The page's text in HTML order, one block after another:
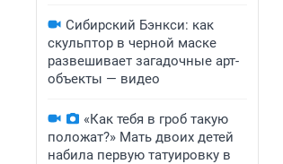
Сибирский Бэнкси: как
скульптор в черной маске
развешивает загадочные арт-
объекты — видео
«Как тебя в гроб такую
положат?» Мать двоих детей
набила первую татуировку в